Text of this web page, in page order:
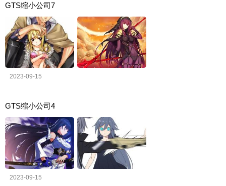
GTS缩小公司7
2023-09-15
GTS缩小公司4
2023-09-15